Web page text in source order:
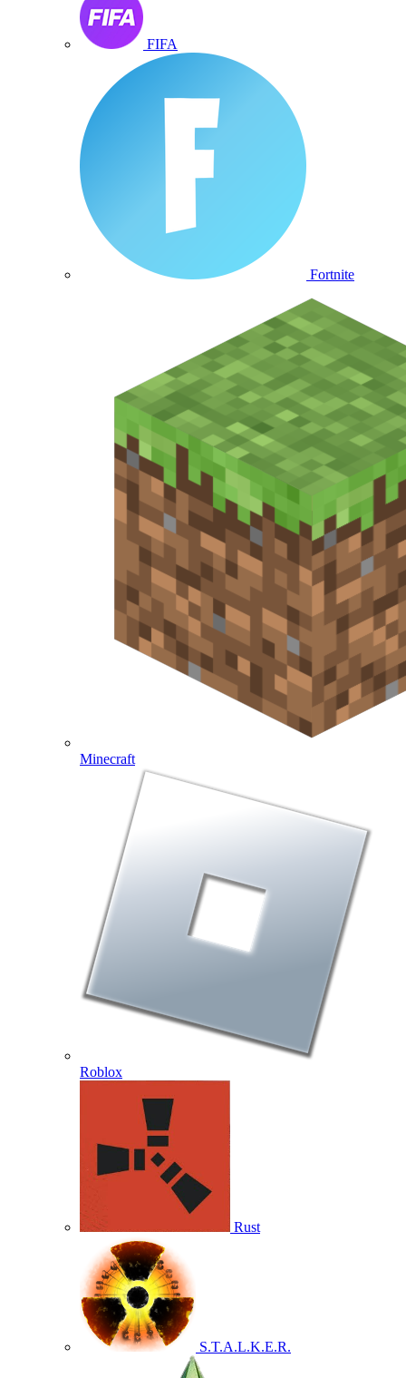
FIFA
Fortnite
Minecraft
Roblox
Rust
S.T.A.L.K.E.R.